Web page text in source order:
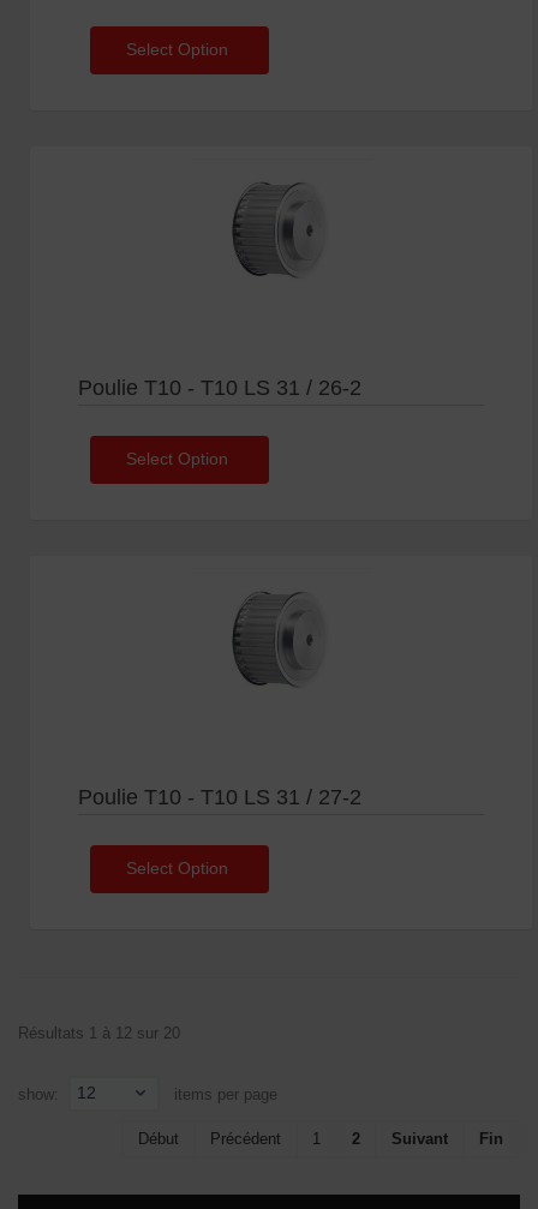
Select Option
Poulie T10 - T10 LS 31 / 26-2
Select Option
Poulie T10 - T10 LS 31 / 27-2
Select Option
Résultats 1 à 12 sur 20
show: 12 items per page
Début Précédent 1 2 Suivant Fin